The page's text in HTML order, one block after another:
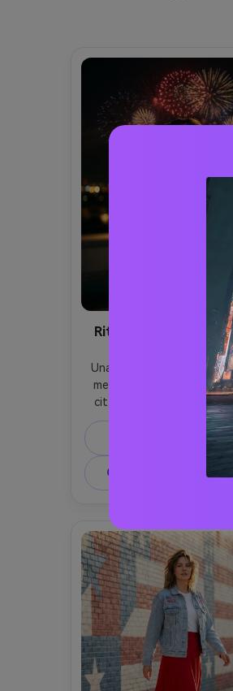
Ritratto fuochi
Una giovane donna
metà dei 20 anni sul
città di notte, indossa
raso bianco e rossetto
eyeliner blu sottile, fuochi
che esplodono dietro di lei
luce calda sui capelli,
bokeh della città, posa
f/1.4, profondità di campo
trama della pelle ultra-
dettagli nitidi,
cinematografica dei
Prompt di copia
Crea un'immagine